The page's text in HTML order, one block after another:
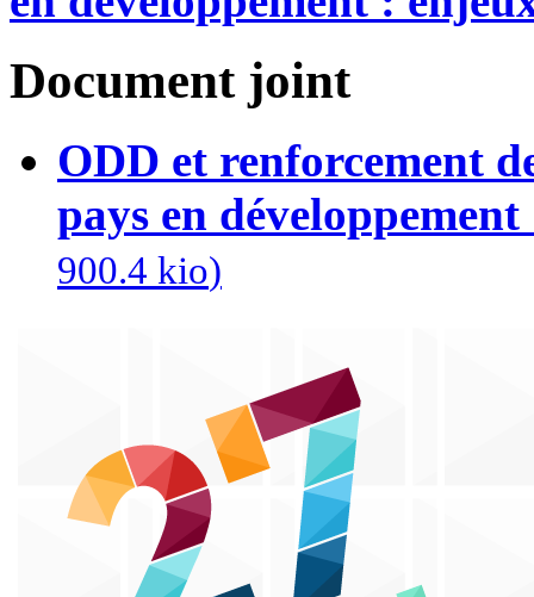
Document joint
ODD et renforcement
pays en
900.4 kio)